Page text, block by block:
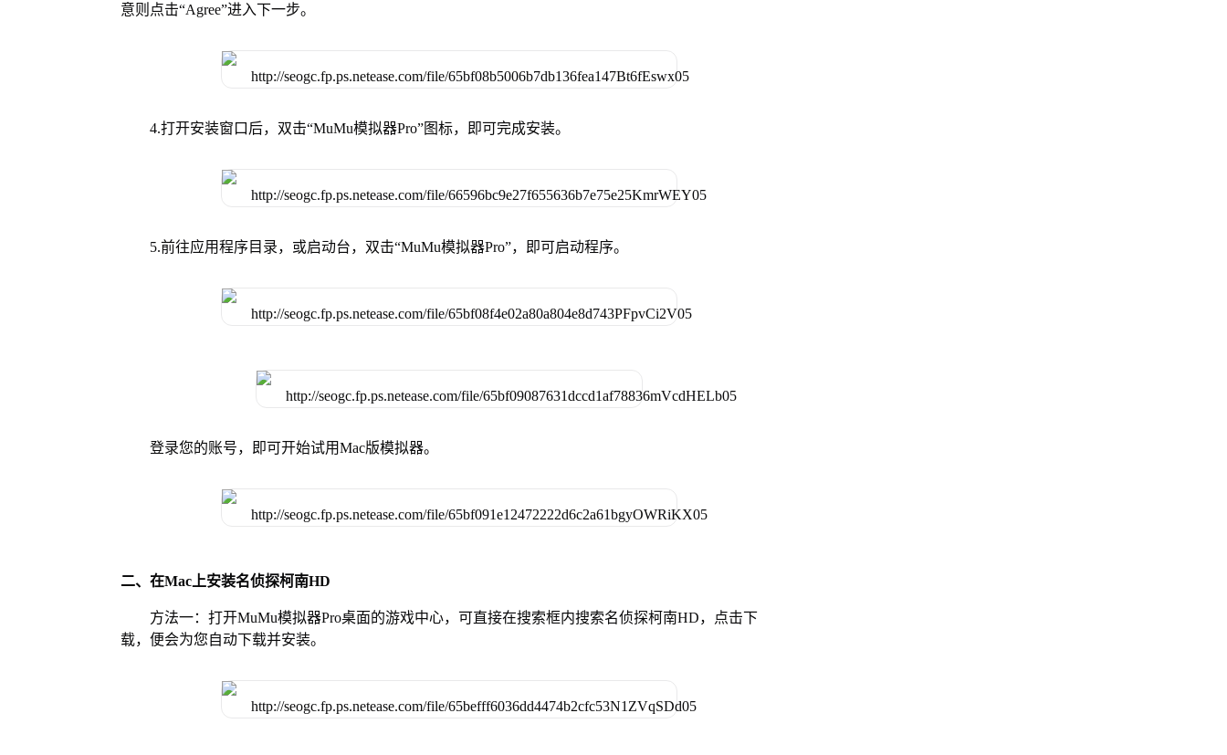
意则点击“Agree”进入下一步。
4.打开安装窗口后，双击“MuMu模拟器Pro”图标，即可完成安装。
5.前往应用程序目录，或启动台，双击“MuMu模拟器Pro”，即可启动程序。
登录您的账号，即可开始试用Mac版模拟器。
二、在Mac上安装名侦探柯南HD
方法一：打开MuMu模拟器Pro桌面的游戏中心，可直接在搜索框内搜索名侦探柯南HD，点击下
载，便会为您自动下载并安装。